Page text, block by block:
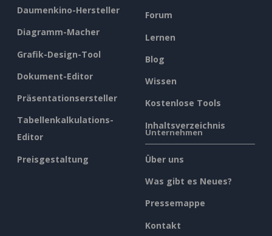
Daumenkino-Hersteller
Diagramm-Macher
Grafik-Design-Tool
Dokument-Editor
Präsentationsersteller
Tabellenkalkulations-
Editor
Preisgestaltung
Forum
Lernen
Blog
Wissen
Kostenlose Tools
Inhaltsverzeichnis
Unternehmen
Über uns
Was gibt es Neues?
Pressemappe
Kontakt